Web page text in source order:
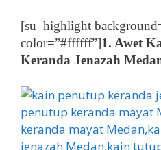
[su_highlight
color=”#ffffff”]1. Awet
Keranda Jenazah